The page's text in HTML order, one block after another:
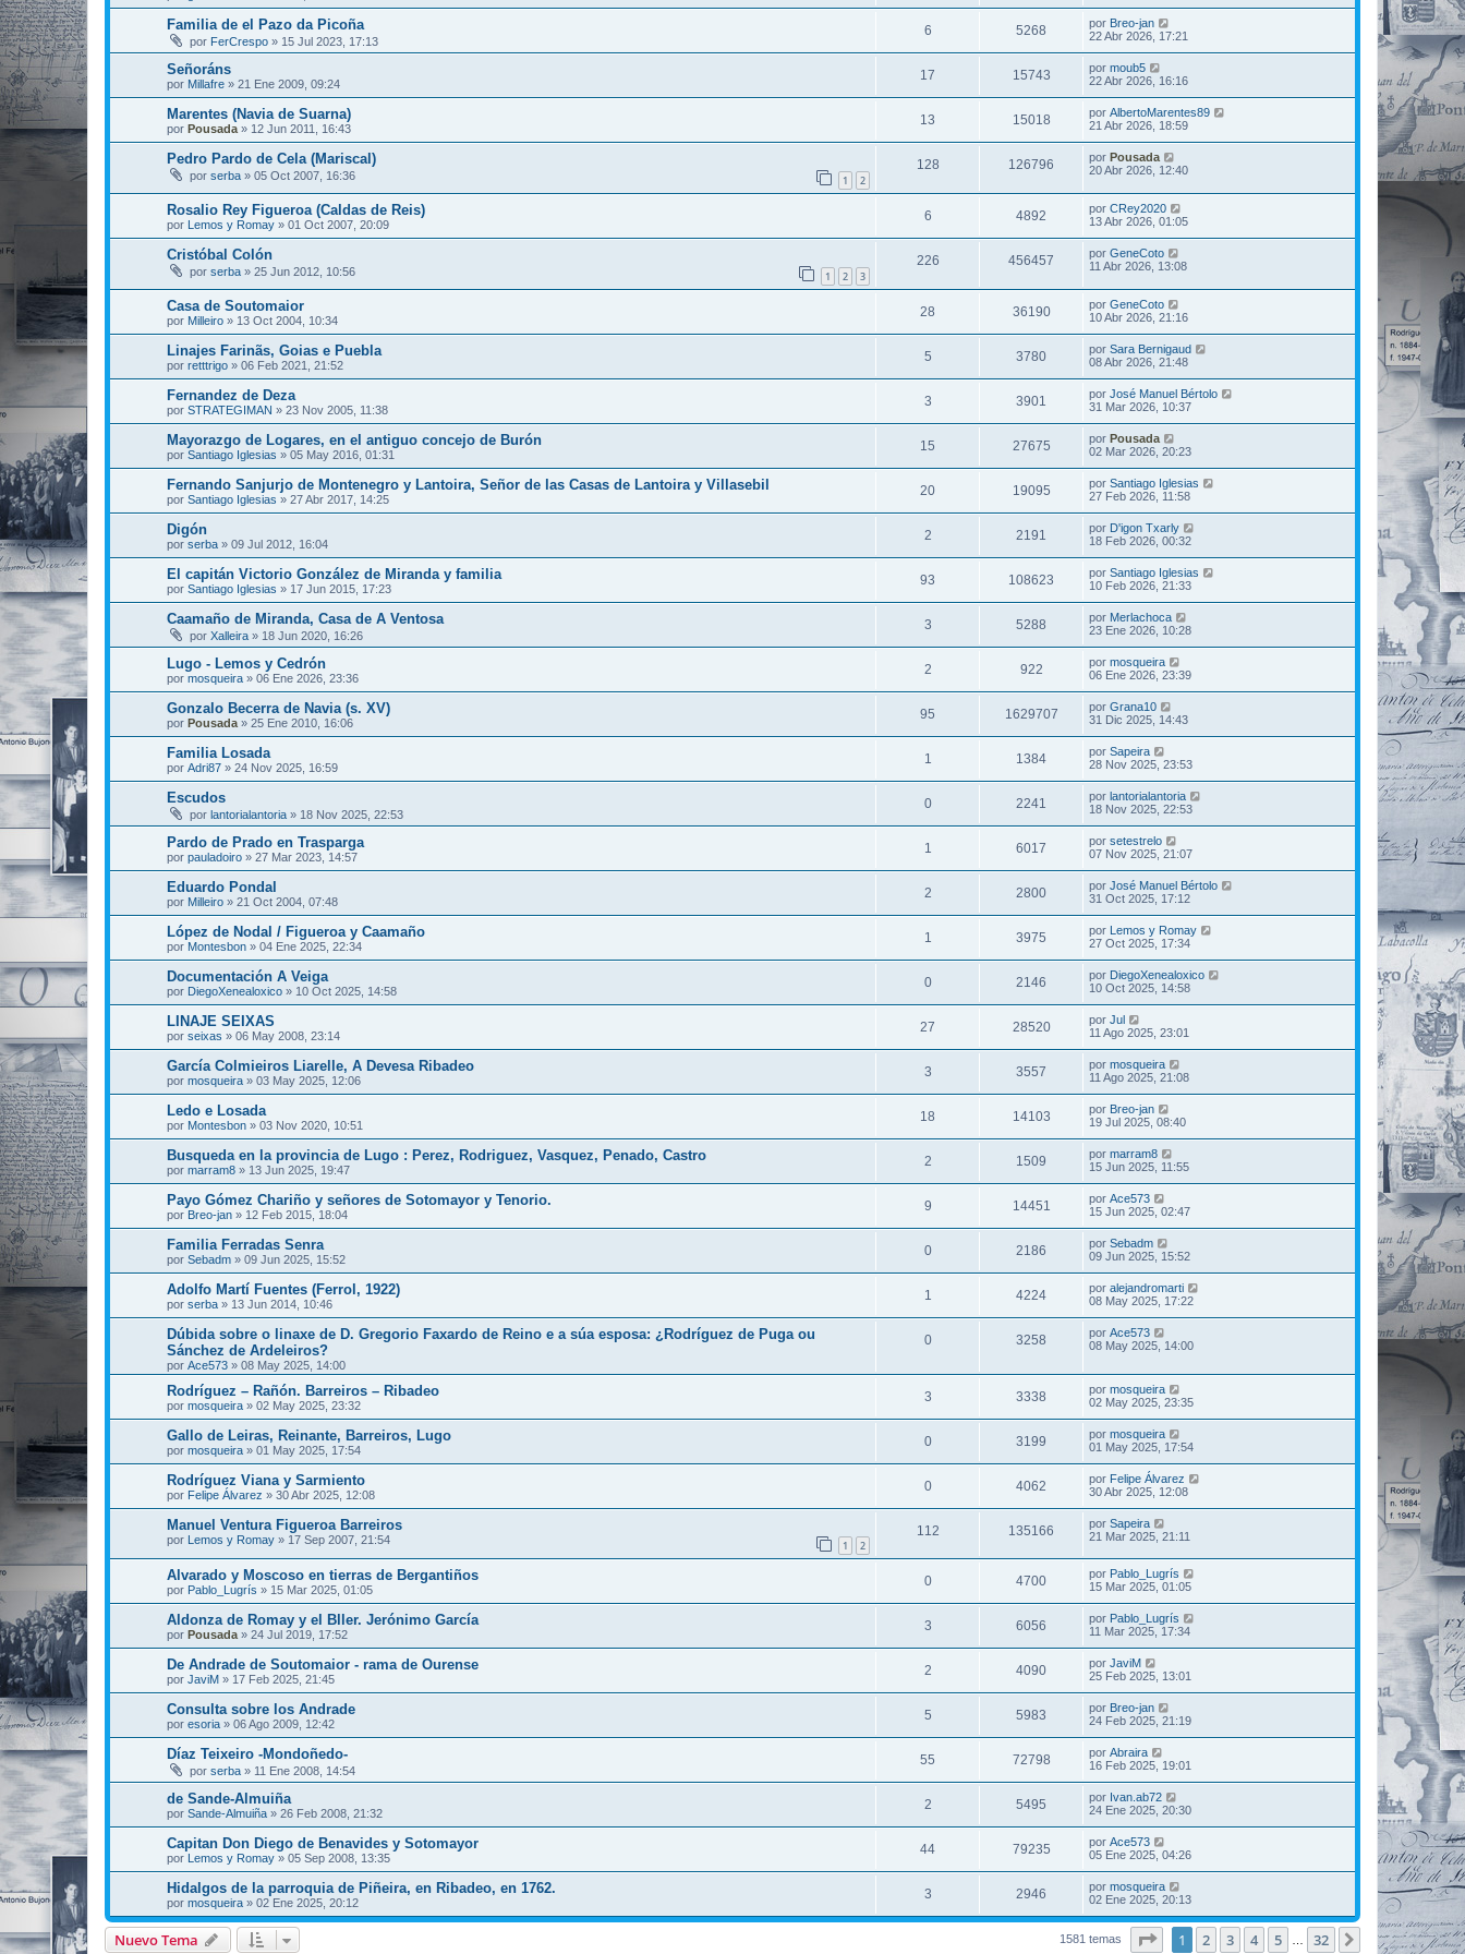
Familia de el Pazo da Picoña
por FerCrespo » 15 Jul 2023, 17:13
6 5268 por Breo-jan
22 Abr 2026, 17:21
Señoráns
por Millafre » 21 Ene 2009, 09:24
17 15743 por moub5
22 Abr 2026, 16:16
Marentes (Navia de Suarna)
por Pousada » 12 Jun 2011, 16:43
13 15018 por AlbertoMarentes89
21 Abr 2026, 18:59
Pedro Pardo de Cela (Mariscal)
por serba » 05 Oct 2007, 16:36 1 2
128 126796 por Pousada
20 Abr 2026, 12:40
Rosalio Rey Figueroa (Caldas de Reis)
por Lemos y Romay » 01 Oct 2007, 20:09
6 4892 por CRey2020
13 Abr 2026, 01:05
Cristóbal Colón
por serba » 25 Jun 2012, 10:56 1 2 3
226 456457 por GeneCoto
11 Abr 2026, 13:08
Casa de Soutomaior
por Milleiro » 13 Oct 2004, 10:34
28 36190 por GeneCoto
10 Abr 2026, 21:16
Linajes Farinãs, Goias e Puebla
por retttrigo » 06 Feb 2021, 21:52
5 3780 por Sara Bernigaud
08 Abr 2026, 21:48
Fernandez de Deza
por STRATEGIMAN » 23 Nov 2005, 11:38
3 3901 por José Manuel Bértolo
31 Mar 2026, 10:37
Mayorazgo de Logares, en el antiguo concejo de Burón
por Santiago Iglesias » 05 May 2016, 01:31
15 27675 por Pousada
02 Mar 2026, 20:23
Fernando Sanjurjo de Montenegro y Lantoira, Señor de las Casas de Lantoira y Villasebil
por Santiago Iglesias » 27 Abr 2017, 14:25
20 19095 por Santiago Iglesias
27 Feb 2026, 11:58
Digón
por serba » 09 Jul 2012, 16:04
2 2191 por D'igon Txarly
18 Feb 2026, 00:32
El capitán Victorio González de Miranda y familia
por Santiago Iglesias » 17 Jun 2015, 17:23
93 108623 por Santiago Iglesias
10 Feb 2026, 21:33
Caamaño de Miranda, Casa de A Ventosa
por Xalleira » 18 Jun 2020, 16:26
3 5288 por Merlachoca
23 Ene 2026, 10:28
Lugo - Lemos y Cedrón
por mosqueira » 06 Ene 2026, 23:36
2 922 por mosqueira
06 Ene 2026, 23:39
Gonzalo Becerra de Navia (s. XV)
por Pousada » 25 Ene 2010, 16:06
95 1629707 por Grana10
31 Dic 2025, 14:43
Familia Losada
por Adri87 » 24 Nov 2025, 16:59
1 1384 por Sapeira
28 Nov 2025, 23:53
Escudos
por lantorialantoria » 18 Nov 2025, 22:53
0 2241 por lantorialantoria
18 Nov 2025, 22:53
Pardo de Prado en Trasparga
por pauladoiro » 27 Mar 2023, 14:57
1 6017 por setestrelo
07 Nov 2025, 21:07
Eduardo Pondal
por Milleiro » 21 Oct 2004, 07:48
2 2800 por José Manuel Bértolo
31 Oct 2025, 17:12
López de Nodal / Figueroa y Caamaño
por Montesbon » 04 Ene 2025, 22:34
1 3975 por Lemos y Romay
27 Oct 2025, 17:34
Documentación A Veiga
por DiegoXenealoxico » 10 Oct 2025, 14:58
0 2146 por DiegoXenealoxico
10 Oct 2025, 14:58
LINAJE SEIXAS
por seixas » 06 May 2008, 23:14
27 28520 por Jul
11 Ago 2025, 23:01
García Colmieiros Liarelle, A Devesa Ribadeo
por mosqueira » 03 May 2025, 12:06
3 3557 por mosqueira
11 Ago 2025, 21:08
Ledo e Losada
por Montesbon » 03 Nov 2020, 10:51
18 14103 por Breo-jan
19 Jul 2025, 08:40
Busqueda en la provincia de Lugo : Perez, Rodriguez, Vasquez, Penado, Castro
por marram8 » 13 Jun 2025, 19:47
2 1509 por marram8
15 Jun 2025, 11:55
Payo Gómez Chariño y señores de Sotomayor y Tenorio.
por Breo-jan » 12 Feb 2015, 18:04
9 14451 por Ace573
15 Jun 2025, 02:47
Familia Ferradas Senra
por Sebadm » 09 Jun 2025, 15:52
0 2186 por Sebadm
09 Jun 2025, 15:52
Adolfo Martí Fuentes (Ferrol, 1922)
por serba » 13 Jun 2014, 10:46
1 4224 por alejandromarti
08 May 2025, 17:22
Dúbida sobre o linaxe de D. Gregorio Faxardo de Reino e a súa esposa: ¿Rodríguez de Puga ou
Sánchez de Ardeleiros?
por Ace573 » 08 May 2025, 14:00
0 3258 por Ace573
08 May 2025, 14:00
Rodríguez – Rañón. Barreiros – Ribadeo
por mosqueira » 02 May 2025, 23:32
3 3338 por mosqueira
02 May 2025, 23:35
Gallo de Leiras, Reinante, Barreiros, Lugo
por mosqueira » 01 May 2025, 17:54
0 3199 por mosqueira
01 May 2025, 17:54
Rodríguez Viana y Sarmiento
por Felipe Álvarez » 30 Abr 2025, 12:08
0 4062 por Felipe Álvarez
30 Abr 2025, 12:08
Manuel Ventura Figueroa Barreiros
por Lemos y Romay » 17 Sep 2007, 21:54 1 2
112 135166 por Sapeira
21 Mar 2025, 21:11
Alvarado y Moscoso en tierras de Bergantiños
por Pablo_Lugrís » 15 Mar 2025, 01:05
0 4700 por Pablo_Lugrís
15 Mar 2025, 01:05
Aldonza de Romay y el Bller. Jerónimo García
por Pousada » 24 Jul 2019, 17:52
3 6056 por Pablo_Lugrís
11 Mar 2025, 17:34
De Andrade de Soutomaior - rama de Ourense
por JaviM » 17 Feb 2025, 21:45
2 4090 por JaviM
25 Feb 2025, 13:01
Consulta sobre los Andrade
por esoria » 06 Ago 2009, 12:42
5 5983 por Breo-jan
24 Feb 2025, 21:19
Díaz Teixeiro -Mondoñedo-
por serba » 11 Ene 2008, 14:54
55 72798 por Abraira
16 Feb 2025, 19:01
de Sande-Almuiña
por Sande-Almuiña » 26 Feb 2008, 21:32
2 5495 por Ivan.ab72
24 Ene 2025, 20:30
Capitan Don Diego de Benavides y Sotomayor
por Lemos y Romay » 05 Sep 2008, 13:35
44 79235 por Ace573
05 Ene 2025, 04:26
Hidalgos de la parroquia de Piñeira, en Ribadeo, en 1762.
por mosqueira » 02 Ene 2025, 20:12
3 2946 por mosqueira
02 Ene 2025, 20:13
Nuevo Tema 1581 temas Página1 de 32
1 2 3 4 5 32 Siguiente